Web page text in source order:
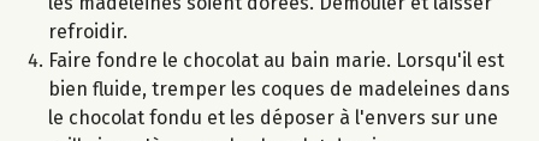
refroidir.
Faire fondre le chocolat au bain marie. Lorsqu'il est
bien fluide, tremper les coques de madeleines dans
le chocolat fondu et les déposer à l'envers sur une